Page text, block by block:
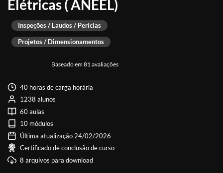
Elétricas ( ANEEL)
Baseado em 81 avaliações
Inspeções / Laudos / Perícias
Projetos / Dimensionamentos
40 horas de carga horária
1238 alunos
60 aulas
10 módulos
Última atualização 24/02/2026
Certificado de conclusão de curso
8 arquivos para download